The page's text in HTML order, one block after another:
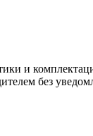
и
без